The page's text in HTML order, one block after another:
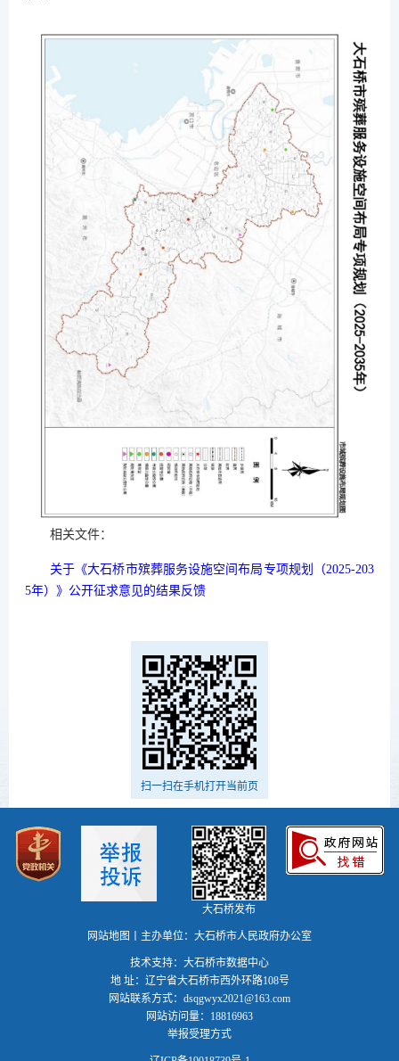
相关文件：
关于《大石桥市殡葬服务设施空间布局专项规划（2025-203
5年）》公开征求意见的结果反馈
扫一扫在手机打开当前页
大石桥发布
网站地图 丨主办单位：大石桥市人民政府办公室
技术支持：大石桥市数据中心
地 址：辽宁省大石桥市西外环路108号
网站联系方式：dsqgwyx2021@163.com
网站访问量：18816963
举报受理方式